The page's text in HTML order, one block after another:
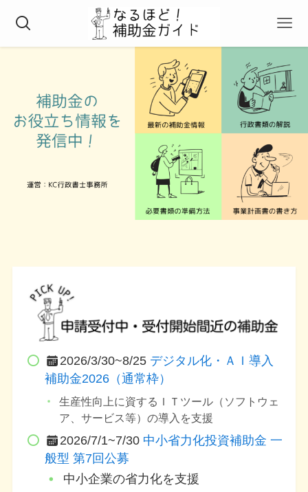
2026/3/30~8/25 デジタル化・ＡＩ導入
補助金2026（通常枠）
生産性向上に資するＩＴツール（ソフトウェ
ア、サービス等）の導入を支援
2026/7/1~7/30 中小省力化投資補助金 一
般型 第7回公募
中小企業の省力化を支援